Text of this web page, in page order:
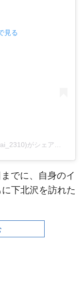
見る
でに、自身のイ
下北沢を訪れた